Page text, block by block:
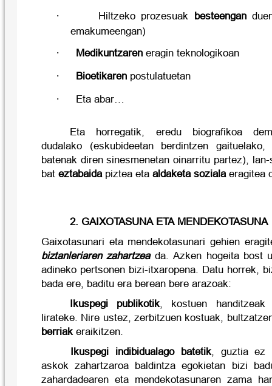
· Hiltzeko prozesuak besteengan
emakumeengan)
· Medikuntzaren eragin teknologikoan
· Bioetikaren postulatuetan
· Eta abar…
Eta horregatik, eredu biografikoa
dudalako (eskubideetan berdintzen
batenak diren sinesmenetan oinarritu partez),
bat eztabaidapiztea eta aldaketa sozialaeragitea
2. GAIXOTASUNA ETA MENDEKOTASUNA
Gaixotasunari eta mendekotasunari gehien
biztanleriaren zahartzeada. Azken hogeita bost
adineko pertsonen bizi-itxaropena. Datu horrek,
bada ere, baditu era berean bere arazoak:
Ikuspegi publikotik, kostuen handitzeak
lirateke. Nire ustez, zerbitzuen kostuak,
berriakeraikitzen.
Ikuspegi indibidualago batetik, guztia ez
askok zahartzaroa baldintza egokietan bizi
zahardadearen eta mendekotasunaren zama